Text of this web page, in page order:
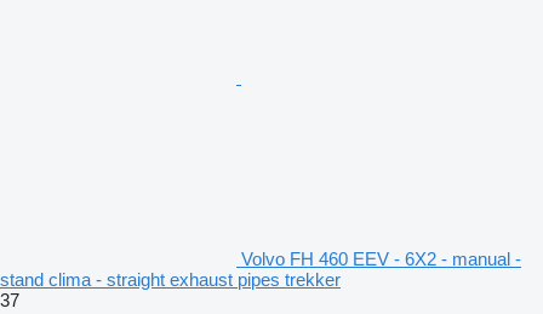
Volvo FH 460 EEV - 6X2 - manual -
stand clima - straight exhaust pipes trekker
37